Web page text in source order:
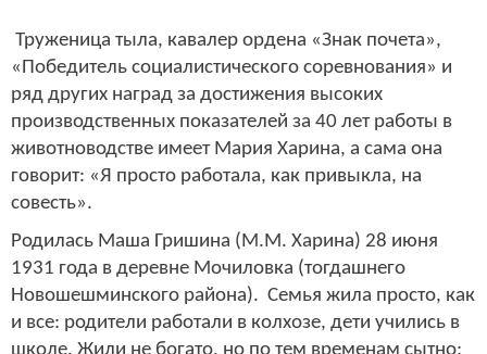
Труженица тыла, кавалер ордена «Знак почета»,
«Победитель социалистического соревнования» и
ряд других наград за достижения высоких
производственных показателей за 40 лет работы в
животноводстве имеет Мария Харина, а сама она
говорит: «Я просто работала, как привыкла, на
совесть».
Родилась Маша Гришина (М.М. Харина) 28 июня
1931 года в деревне Мочиловка (тогдашнего
Новошешминского района). Семья жила просто, как
и все: родители работали в колхозе, дети учились в